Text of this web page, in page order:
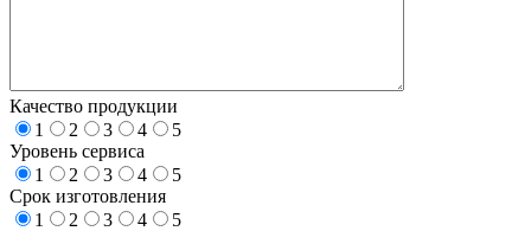
Качество продукции
1
2 3 4
5
Уровень сервиса
1
2 3 4
5
Срок изготовления
1
2 3 4
5